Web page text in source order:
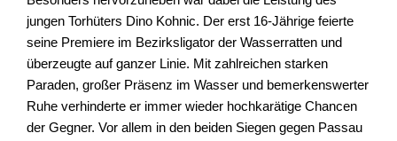
jungen Torhüters Dino Kohnic. Der erst 16-Jährige feierte
seine Premiere im Bezirksligator der Wasserratten und
überzeugte auf ganzer Linie. Mit zahlreichen starken
Paraden, großer Präsenz im Wasser und bemerkenswerter
Ruhe verhinderte er immer wieder hochkarätige Chancen
der Gegner. Vor allem in den beiden Siegen gegen Passau